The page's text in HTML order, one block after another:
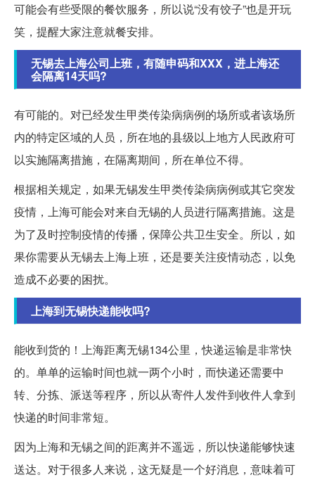
可能会有些受限的餐饮服务，所以说“没有饺子”也是开玩
笑，提醒大家注意就餐安排。
无锡去上海公司上班，有随申码和XXX，进上海还
会隔离14天吗?
有可能的。对已经发生甲类传染病病例的场所或者该场所
内的特定区域的人员，所在地的县级以上地方人民政府可
以实施隔离措施，在隔离期间，所在单位不得。
根据相关规定，如果无锡发生甲类传染病病例或其它突发
疫情，上海可能会对来自无锡的人员进行隔离措施。这是
为了及时控制疫情的传播，保障公共卫生安全。所以，如
果你需要从无锡去上海上班，还是要关注疫情动态，以免
造成不必要的困扰。
上海到无锡快递能收吗?
能收到货的！上海距离无锡134公里，快递运输是非常快
的。单单的运输时间也就一两个小时，而快递还需要中
转、分拣、派送等程序，所以从寄件人发件到收件人拿到
快递的时间非常短。
因为上海和无锡之间的距离并不遥远，所以快递能够快速
送达。对于很多人来说，这无疑是一个好消息，意味着可